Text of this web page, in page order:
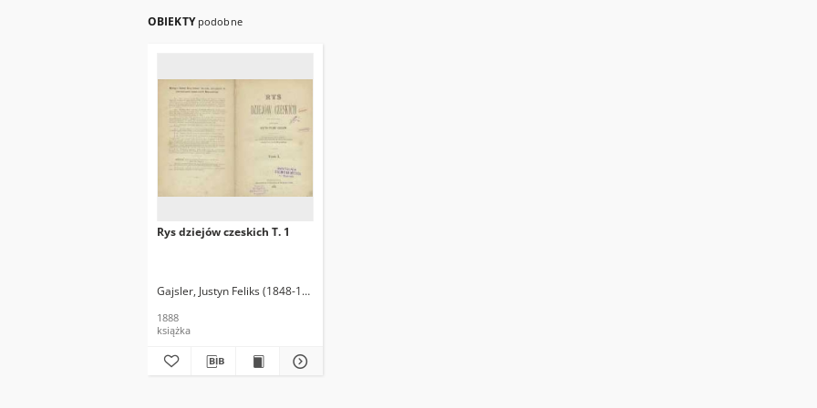
OBIEKTY podobne
Rys dziejów czeskich T. 1
Gajsler, Justyn Feliks (1848-1916)
1888
książka